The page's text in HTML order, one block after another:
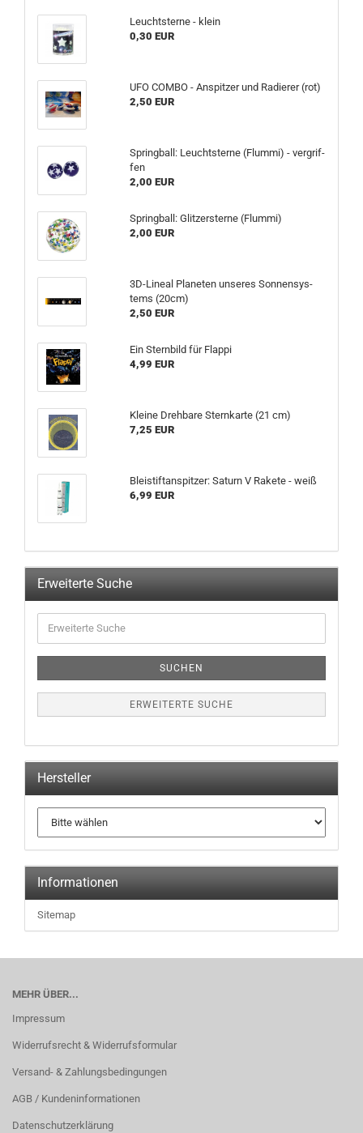
Leucht­ster­ne - klein
0,30 EUR
UFO COMBO - An­spit­zer und Ra­die­rer (rot)
2,50 EUR
Spring­ball: Leucht­ster­ne (Flum­mi) - ver­grif­
fen
2,00 EUR
Spring­ball: Glit­zer­ster­ne (Flum­mi)
2,00 EUR
3D-​Lineal Pla­ne­ten un­se­res Son­nen­sys­
tems (20cm)
2,50 EUR
Ein Stern­bild für Flap­pi
4,99 EUR
Klei­ne Dreh­ba­re Stern­kar­te (21 cm)
7,25 EUR
Blei­stift­an­spit­zer: Sa­turn V Ra­ke­te - weiß
6,99 EUR
Erweiterte Suche
Suche
SUCHEN
ERWEITERTE SUCHE
Hersteller
Informationen
Sitemap
MEHR ÜBER...
Impressum
Widerrufsrecht & Widerrufsformular
Versand- & Zahlungsbedingungen
AGB / Kundeninformationen
Datenschutzerklärung